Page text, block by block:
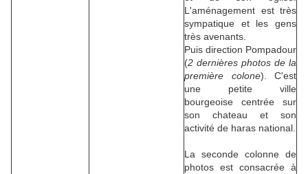
L'aménagement est très
sympatique et les gens
très avenants.
Puis direction Pompadour
(2 dernières photos de la
première colone). C'est
une petite ville
bourgeoise centrée sur
son chateau et son
activité de haras national.
La seconde colonne de
photos est consacrée à